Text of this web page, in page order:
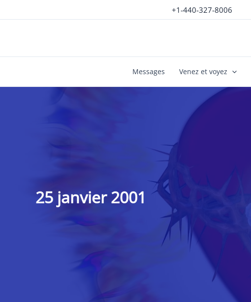
au
+1-440-327-8006
Messages Venez et voyez
25 janvier 2001